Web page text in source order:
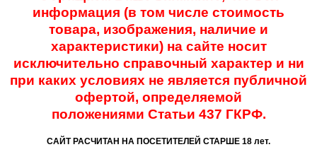
информация (в том числе стоимость
товара, изображения, наличие и
характеристики) на сайте носит
исключительно справочный характер и ни
при каких условиях не является публичной
офертой, определяемой
положениями Статьи 437 ГКРФ.
САЙТ РАСЧИТАН НА ПОСЕТИТЕЛЕЙ СТАРШЕ 18 лет.